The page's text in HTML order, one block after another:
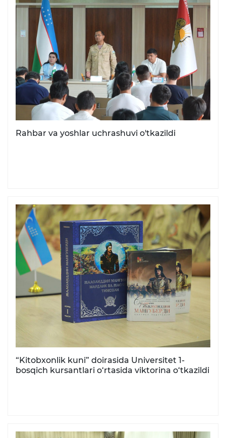
Rahbar va yoshlar uchrashuvi o'tkazildi
“Kitobxonlik kuni” doirasida Universitet 1-
bosqich kursantlari o‘rtasida viktorina o‘tkazildi